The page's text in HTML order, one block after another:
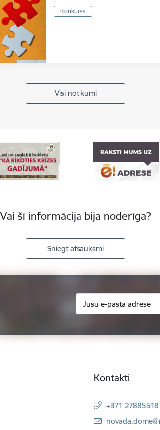
Konkurss
Visi notikumi
Vai šī informācija bija noderīga?
Sniegt atsauksmi
Kontakti
+371 27885518
E-pasts: